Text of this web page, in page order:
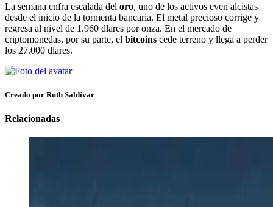
La semana enfra escalada del oro, uno de los activos even alcistas
desde el inicio de la tormenta bancaria. El metal precioso corrige y
regresa al nivel de 1.960 dlares por onza. En el mercado de
criptomonedas, por su parte, el bitcoins cede terreno y llega a perder
los 27.000 dlares.
Creado por Ruth Saldívar
Relacionadas